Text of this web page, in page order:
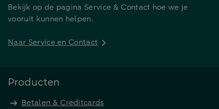
Bekijk op de pagina Service & Contact hoe we je
vooruit kunnen helpen.
Naar Service en Contact
Producten
Betalen & Creditcards